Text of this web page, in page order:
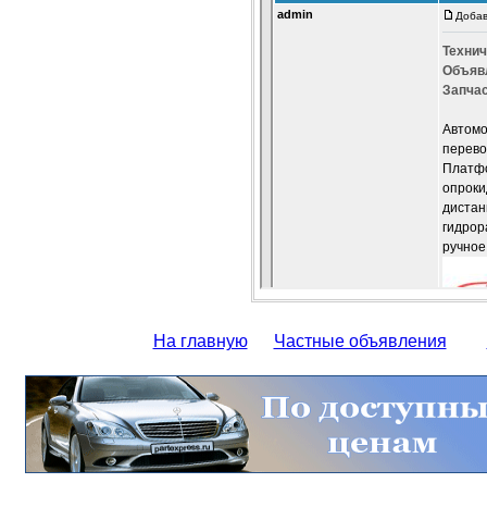
На главную Частные объявления